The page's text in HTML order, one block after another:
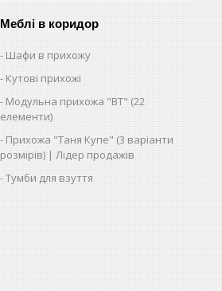
Меблі в коридор
Шафи в прихожу
Кутові прихожі
Модульна прихожа "ВТ" (22
елементи)
Прихожа "Таня Купе" (3 варіанти
розмірів) | Лідер продажів
Тумби для взуття